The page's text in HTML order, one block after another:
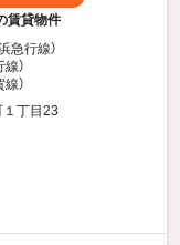
賃貸物件
急行線）
）
）
丁目23